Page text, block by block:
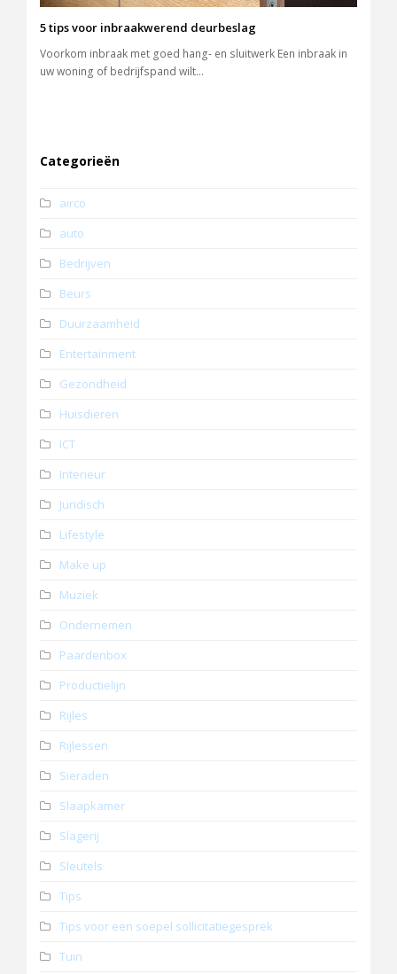
5 tips voor inbraakwerend deurbeslag
Voorkom inbraak met goed hang- en sluitwerk Een inbraak in
uw woning of bedrijfspand wilt…
Categorieën
airco
auto
Bedrijven
Beurs
Duurzaamheid
Entertainment
Gezondheid
Huisdieren
ICT
Interieur
Juridisch
Lifestyle
Make up
Muziek
Ondernemen
Paardenbox
Productielijn
Rijles
Rijlessen
Sieraden
Slaapkamer
Slagerij
Sleutels
Tips
Tips voor een soepel sollicitatiegesprek
Tuin